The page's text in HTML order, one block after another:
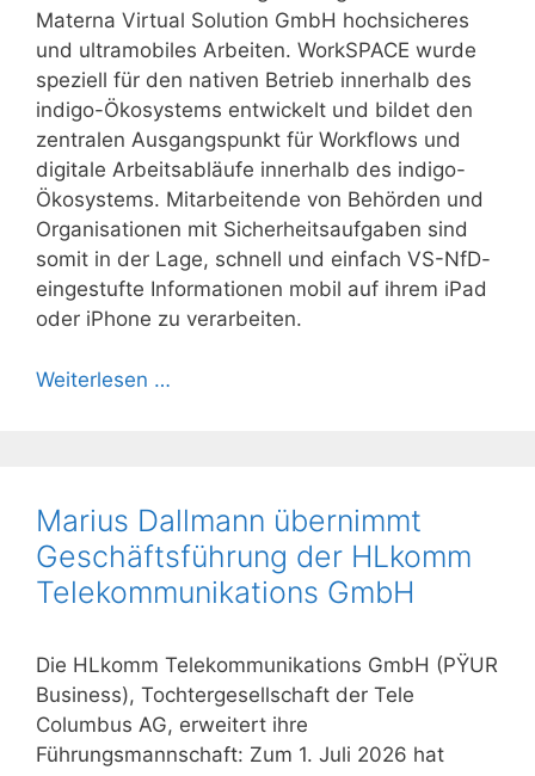
Materna Virtual Solution GmbH hochsicheres
und ultramobiles Arbeiten. WorkSPACE wurde
speziell für den nativen Betrieb innerhalb des
indigo-Ökosystems entwickelt und bildet den
zentralen Ausgangspunkt für Workflows und
digitale Arbeitsabläufe innerhalb des indigo-
Ökosystems. Mitarbeitende von Behörden und
Organisationen mit Sicherheitsaufgaben sind
somit in der Lage, schnell und einfach VS-NfD-
eingestufte Informationen mobil auf ihrem iPad
oder iPhone zu verarbeiten.
Weiterlesen …
Marius Dallmann übernimmt
Geschäftsführung der HLkomm
Telekommunikations GmbH
Die HLkomm Telekommunikations GmbH (PŸUR
Business), Tochtergesellschaft der Tele
Columbus AG, erweitert ihre
Führungsmannschaft: Zum 1. Juli 2026 hat